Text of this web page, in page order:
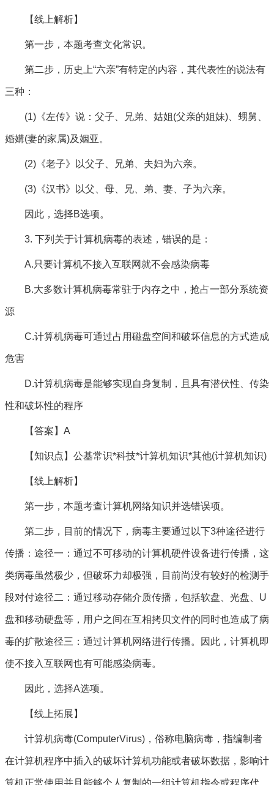
【线上解析】
第一步，本题考查文化常识。
第二步，历史上“六亲”有特定的内容，其代表性的说法有
三种：
(1)《左传》说：父子、兄弟、姑姐(父亲的姐妹)、甥舅、
婚媾(妻的家属)及姻亚。
(2)《老子》以父子、兄弟、夫妇为六亲。
(3)《汉书》以父、母、兄、弟、妻、子为六亲。
因此，选择B选项。
3. 下列关于计算机病毒的表述，错误的是：
A.只要计算机不接入互联网就不会感染病毒
B.大多数计算机病毒常驻于内存之中，抢占一部分系统资
源
C.计算机病毒可通过占用磁盘空间和破坏信息的方式造成
危害
D.计算机病毒是能够实现自身复制，且具有潜伏性、传染
性和破坏性的程序
【答案】A
【知识点】公基常识*科技*计算机知识*其他(计算机知识)
【线上解析】
第一步，本题考查计算机网络知识并选错误项。
第二步，目前的情况下，病毒主要通过以下3种途径进行
传播：途径一：通过不可移动的计算机硬件设备进行传播，这
类病毒虽然极少，但破坏力却极强，目前尚没有较好的检测手
段对付途径二：通过移动存储介质传播，包括软盘、光盘、U
盘和移动硬盘等，用户之间在互相拷贝文件的同时也造成了病
毒的扩散途径三：通过计算机网络进行传播。因此，计算机即
使不接入互联网也有可能感染病毒。
因此，选择A选项。
【线上拓展】
计算机病毒(ComputerVirus)，俗称电脑病毒，指编制者
在计算机程序中插入的破坏计算机功能或者破坏数据，影响计
算机正常使用并且能够个人复制的一组计算机指令或程序代